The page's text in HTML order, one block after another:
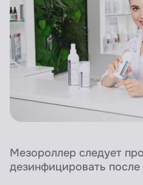
Мезороллер следует
дезинфицировать